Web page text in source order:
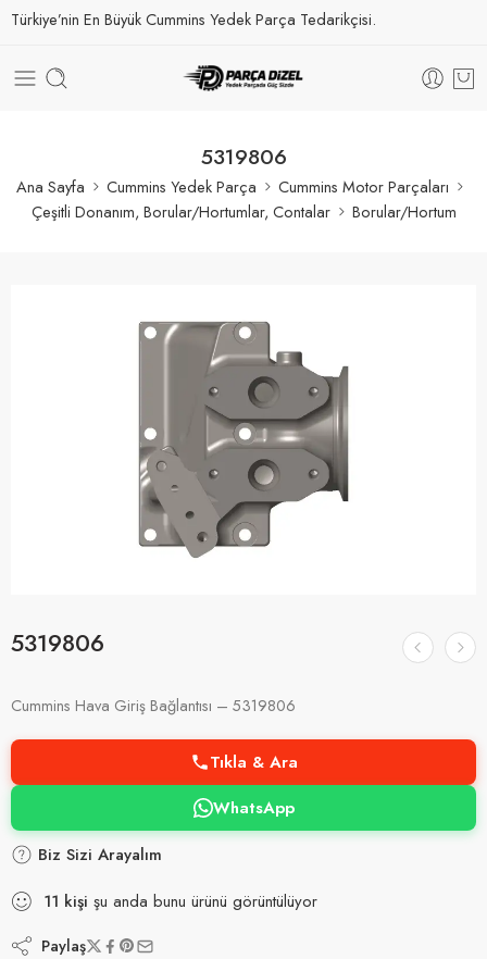
Türkiye’nin En Büyük Cummins Yedek Parça Tedarikçisi.
5319806
Ana Sayfa Cummins Yedek Parça
Cummins Motor Parçaları
Çeşitli Donanım, Borular/Hortumlar, Contalar
Borular/Hortum
5319806
Cummins Hava Giriş Bağlantısı – 5319806
Tıkla & Ara
WhatsApp
Biz Sizi Arayalım
11 kişi şu anda bunu ürünü görüntülüyor
Paylaş